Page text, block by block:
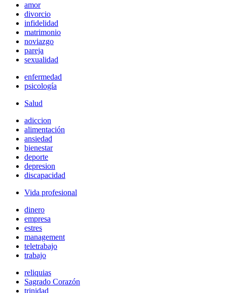
amor
divorcio
infidelidad
matrimonio
noviazgo
pareja
sexualidad
enfermedad
psicología
Salud
adiccion
alimentación
ansiedad
bienestar
deporte
depresion
discapacidad
Vida profesional
dinero
empresa
estres
management
teletrabajo
trabajo
reliquias
Sagrado Corazón
trinidad